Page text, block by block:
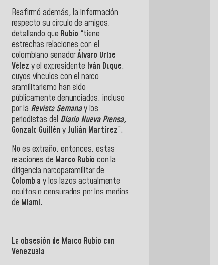
Reafirmó además, la información
respecto su círculo de amigos,
detallando que Rubio “tiene
estrechas relaciones con el
colombiano senadorÁlvaro Uribe
Vélez y el expresidente Iván Duque,
cuyos vínculos con el narco
aramilitarismo han sido
públicamente denunciados, incluso
por la Revista Semanay los
periodistas del Diario Nueva Prensa,
Gonzalo Guillén yJulián Martínez”.
No es extraño, entonces, estas
relaciones de Marco Rubio con la
dirigencia narcoparamilitar de
Colombia y los lazos actualmente
ocultos o censurados por los medios
de Miami.
La obsesión de Marco Rubio con
Venezuela